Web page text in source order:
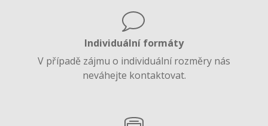
Individuální formáty
V případě zájmu o individuální rozměry nás
neváhejte kontaktovat.